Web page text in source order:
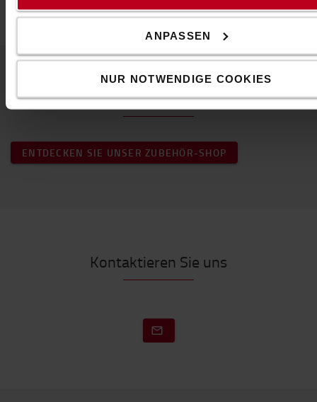
ANPASSEN
NUR NOTWENDIGE COOKIES
Beliebtes Zubehör
ENTDECKEN SIE UNSER ZUBEHÖR-SHOP
Kontaktieren Sie uns